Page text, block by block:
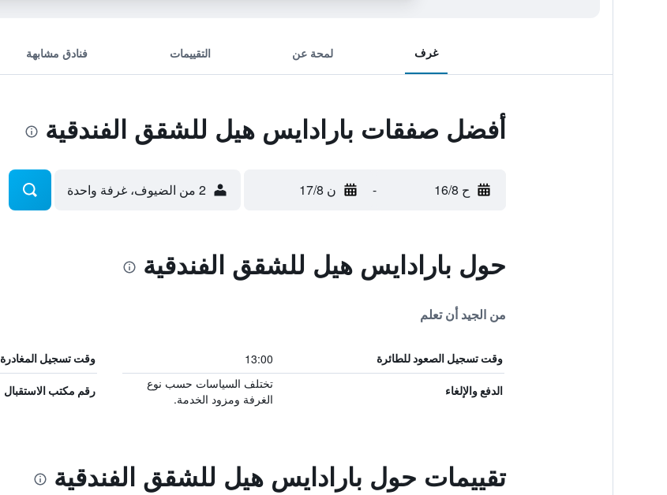
غرف لمحة عن التقييمات فنادق مشابهة
أفضل صفقات بارادايس هيل للشقق الفندقية
ح 16/8 - ن 17/8 2 من الضيوف، غرفة واحدة
حول بارادايس هيل للشقق الفندقية
من الجيد أن تعلم
وقت تسجيل الصعود للطائرة 13:00 وقت تسجيل المغادرة
الدفع والإلغاء
تختلف السياسات حسب نوع
الغرفة ومزود الخدمة.
رقم مكتب الاستقبال
تقييمات حول بارادايس هيل للشقق الفندقية